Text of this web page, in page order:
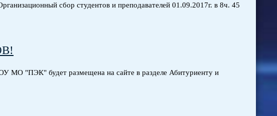
сбор студентов и преподавателей 01.09.2017г. в 8ч. 45
МО "ПЭК" будет размещена на сайте в разделе Абитуриенту и